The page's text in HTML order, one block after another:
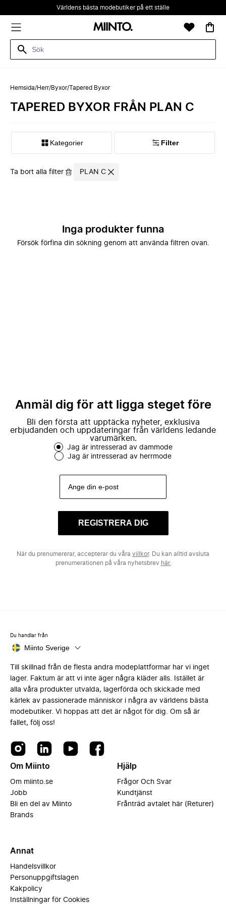
Världens bästa modebutiker på ett ställe
Hemsida/Herr/Byxor/Tapered Byxor
TAPERED BYXOR FRÅN PLAN C
Kategorier Filter
Ta bort alla filter PLAN C
Inga produkter funna
Försök förfina din sökning genom att använda filtren ovan.
Anmäl dig för att ligga steget före
Bli den första att upptäcka nyheter, exklusiva
erbjudanden och uppdateringar från världens ledande
varumärken.
Jag är intresserad av dammode
Jag är intresserad av herrmode
REGISTRERA DIG
När du prenumererar, accepterar du våra villkor. Du kan alltid avsluta
prenumerationen på våra nyhetsbrev här.
Du handlar från
Miinto Sverige
Till skillnad från de flesta andra modeplattformar har vi inget
lager. Faktum är att vi inte äger några kläder alls. Istället är
alla våra produkter utvalda, lagerförda och skickade med
kärlek av passionerade människor i några av världens bästa
modebutiker. Vi hoppas att det är något för dig. Om så är
fallet, följ oss!
Om Miinto
Om miinto.se
Jobb
Bli en del av Miinto
Brands
Hjälp
Frågor Och Svar
Kundtjänst
Frånträd avtalet här (Returer)
Annat
Handelsvillkor
Personuppgiftslagen
Kakpolicy
Inställningar för Cookies